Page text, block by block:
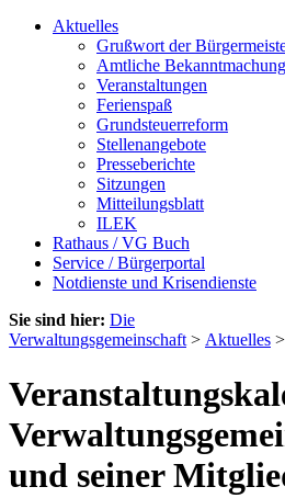
Aktuelles
Grußwort der
Amtliche
Veranstaltungen
Ferienspaß
Grundsteuerreform
Stellenangebote
Presseberichte
Sitzungen
Mitteilungsblatt
ILEK
Rathaus / VG Buch
Service / Bürgerportal
Notdienste und Krisendienste
Sie sind hier: Die
Verwaltungsgemeinschaft > Aktuelles >
und seiner